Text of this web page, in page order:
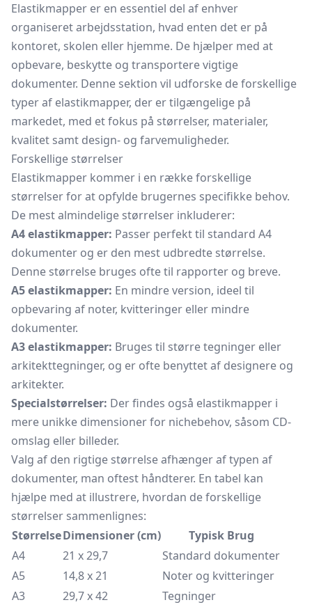
Elastikmapper er en essentiel del af enhver
organiseret arbejdsstation, hvad enten det er på
kontoret, skolen eller hjemme. De hjælper med at
opbevare, beskytte og transportere vigtige
dokumenter. Denne sektion vil udforske de forskellige
typer af elastikmapper, der er tilgængelige på
markedet, med et fokus på størrelser, materialer,
kvalitet samt design- og farvemuligheder.
Forskellige størrelser
Elastikmapper kommer i en række forskellige
størrelser for at opfylde brugernes specifikke behov.
De mest almindelige størrelser inkluderer:
A4 elastikmapper: Passer perfekt til standard A4
dokumenter og er den mest udbredte størrelse.
Denne størrelse bruges ofte til rapporter og breve.
A5 elastikmapper: En mindre version, ideel til
opbevaring af noter, kvitteringer eller mindre
dokumenter.
A3 elastikmapper: Bruges til større tegninger eller
arkitekttegninger, og er ofte benyttet af designere og
arkitekter.
Specialstørrelser: Der findes også elastikmapper i
mere unikke dimensioner for nichebehov, såsom CD-
omslag eller billeder.
Valg af den rigtige størrelse afhænger af typen af
dokumenter, man oftest håndterer. En tabel kan
hjælpe med at illustrere, hvordan de forskellige
størrelser sammenlignes:
StørrelseDimensioner (cm)
Typisk Brug
A4
21 x 29,7
Standard dokumenter
A5
14,8 x 21
Noter og kvitteringer
A3
29,7 x 42
Tegninger